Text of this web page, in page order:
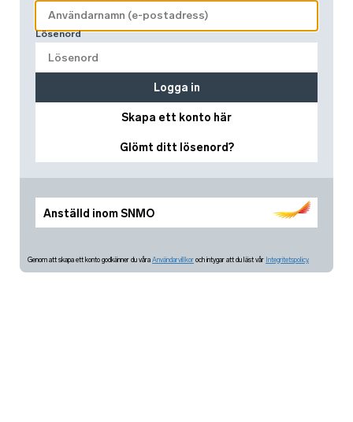
Anställd inom SNMO
Lösenord
Skapa ett konto här
Glömt ditt lösenord?
Logga in
Genom att skapa ett konto godkänner du våra Användarvillkor och intygar att du läst vår Integritetspolicy.